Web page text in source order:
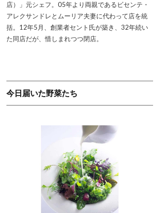
店）」元シェフ。05年より両親であるビセンテ・
アレクサンドレとムーリア夫妻に代わって店を統
括。12年5月、創業者セント氏が築き、32年続い
た同店だが、惜しまれつつ閉店。
今日届いた野菜たち